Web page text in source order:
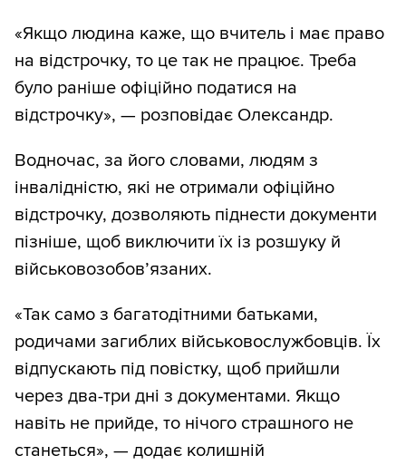
«Якщо людина каже, що вчитель і має право
на відстрочку, то це так не працює. Треба
було раніше офіційно податися на
відстрочку», — розповідає Олександр.
Водночас, за його словами, людям з
інвалідністю, які не отримали офіційно
відстрочку, дозволяють піднести документи
пізніше, щоб виключити їх із розшуку й
військовозобов’язаних.
«Так само з багатодітними батьками,
родичами загиблих військовослужбовців. Їх
відпускають під повістку, щоб прийшли
через два-три дні з документами. Якщо
навіть не прийде, то нічого страшного не
станеться», — додає колишній